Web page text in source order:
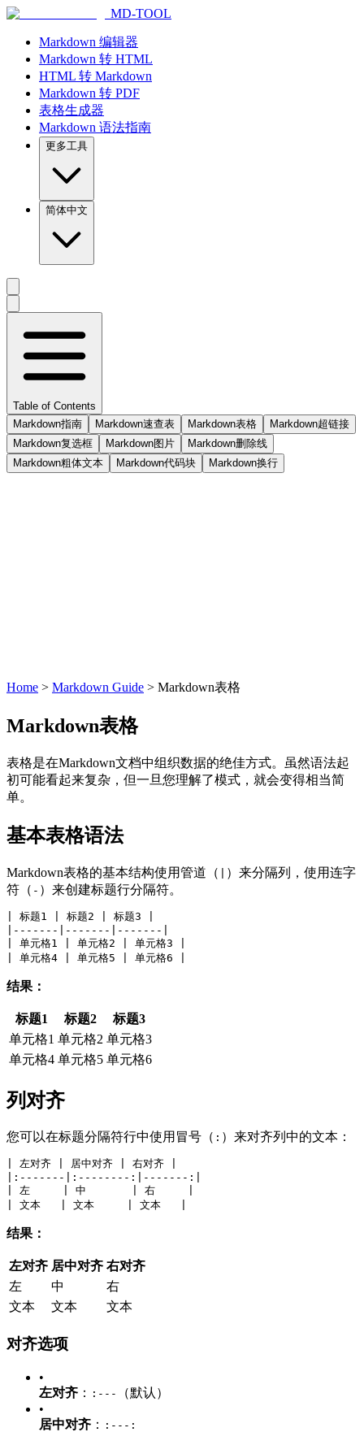
MD-TOOL
Markdown 编辑器
Markdown 转 HTML
HTML 转 Markdown
Markdown 转 PDF
表格生成器
Markdown 语法指南
更多工具
简体中文
Table of Contents
Markdown指南
Markdown速查表 Markdown表格
Markdown超链接
Markdown复选框
Markdown图片
Markdown删除线
Markdown粗体文本
Markdown代码块 Markdown换行
Home > Markdown Guide > Markdown表格
Markdown表格
表格是在Markdown文档中组织数据的绝佳方式。虽然语法起
初可能看起来复杂，但一旦您理解了模式，就会变得相当简
单。
基本表格语法
Markdown表格的基本结构使用管道（
）来分隔列，使用连字
符（ - ）来创建标题行分隔符。
| 标题1 | 标题2 | 标题3 |
|-------|-------|-------|
| 单元格1 | 单元格2 | 单元格3 |
| 单元格4 | 单元格5 | 单元格6 |
结果：
标题1 标题2
标题3
单元格1 单元格2 单元格3
单元格4 单元格5 单元格6
列对齐
您可以在标题分隔符行中使用冒号（ : ）来对齐列中的文本：
| 左对齐 | 居中对齐 | 右对齐 |
|:-------|:--------:|-------:|
| 左     | 中       | 右     |
| 文本   | 文本     | 文本   |
结果：
左对齐 居中对齐 右对齐
左
中
右
文本
文本 文本
对齐选项
•
左对齐 ： :---
（默认）
•
居中对齐 ： :---: